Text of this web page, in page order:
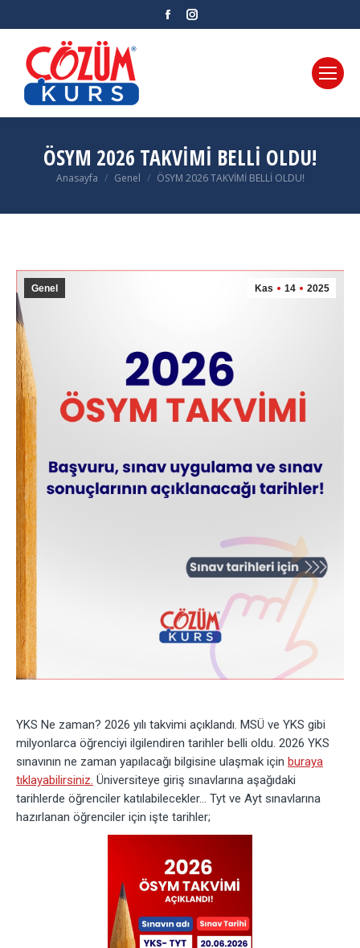
Facebook
ÖSYM 2026 TAKVİMİ BELLİ OLDU!
You are here:
Anasayfa Genel ÖSYM 2026 TAKVİMİ BELLİ OLDU!
Kas 14 2025
Genel
YKS Ne zaman? 2026 yılı takvimi açıklandı. MSÜ ve YKS gibi
milyonlarca öğrenciyi ilgilendiren tarihler belli oldu. 2026 YKS
sınavının ne zaman yapılacağı bilgisine ulaşmak için buraya
tıklayabilirsiniz. Üniversiteye giriş sınavlarına aşağıdaki
tarihlerde öğrenciler katılabilecekler… Tyt ve Ayt sınavlarına
hazırlanan öğrenciler için işte tarihler;